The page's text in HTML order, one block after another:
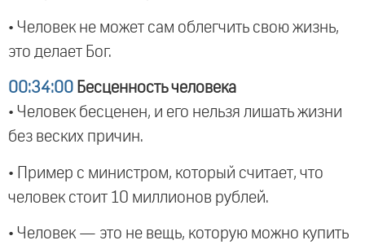
• Человек не может сам облегчить свою жизнь,
это делает Бог.
00:34:00 Бесценность человека
• Человек бесценен, и его нельзя лишать жизни
без веских причин.
• Пример с министром, который считает, что
человек стоит 10 миллионов рублей.
• Человек — это не вещь, которую можно купить